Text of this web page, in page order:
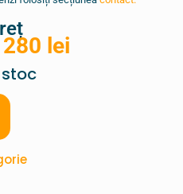
280 lei
stoc